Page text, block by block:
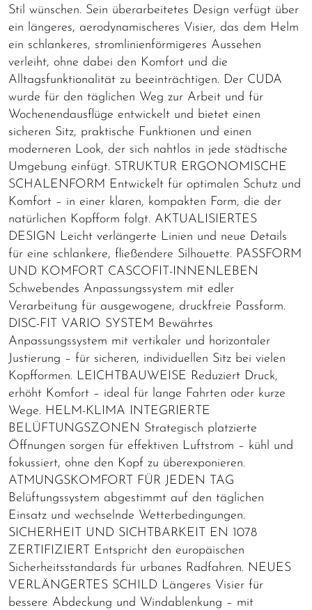
Stil wünschen. Sein überarbeitetes Design verfügt über
ein längeres, aerodynamischeres Visier, das dem Helm
ein schlankeres, stromlinienförmigeres Aussehen
verleiht, ohne dabei den Komfort und die
Alltagsfunktionalität zu beeinträchtigen. Der CUDA
wurde für den täglichen Weg zur Arbeit und für
Wochenendausflüge entwickelt und bietet einen
sicheren Sitz, praktische Funktionen und einen
moderneren Look, der sich nahtlos in jede städtische
Umgebung einfügt. STRUKTUR ERGONOMISCHE
SCHALENFORM Entwickelt für optimalen Schutz und
Komfort – in einer klaren, kompakten Form, die der
natürlichen Kopfform folgt. AKTUALISIERTES
DESIGN Leicht verlängerte Linien und neue Details
für eine schlankere, fließendere Silhouette. PASSFORM
UND KOMFORT CASCOFIT-INNENLEBEN
Schwebendes Anpassungssystem mit edler
Verarbeitung für ausgewogene, druckfreie Passform.
DISC-FIT VARIO SYSTEM Bewährtes
Anpassungssystem mit vertikaler und horizontaler
Justierung – für sicheren, individuellen Sitz bei vielen
Kopfformen. LEICHTBAUWEISE Reduziert Druck,
erhöht Komfort – ideal für lange Fahrten oder kurze
Wege. HELM-KLIMA INTEGRIERTE
BELÜFTUNGSZONEN Strategisch platzierte
Öffnungen sorgen für effektiven Luftstrom – kühl und
fokussiert, ohne den Kopf zu überexponieren.
ATMUNGSKOMFORT FÜR JEDEN TAG
Belüftungssystem abgestimmt auf den täglichen
Einsatz und wechselnde Wetterbedingungen.
SICHERHEIT UND SICHTBARKEIT EN 1078
ZERTIFIZIERT Entspricht den europäischen
Sicherheitsstandards für urbanes Radfahren. NEUES
VERLÄNGERTES SCHILD Längeres Visier für
bessere Abdeckung und Windablenkung – mit